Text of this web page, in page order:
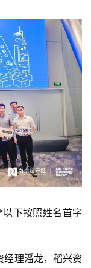
下按照姓名首字
经理潘龙，稻兴资